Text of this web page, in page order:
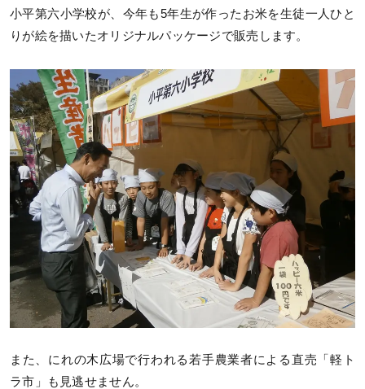
小平第六小学校が、今年も5年生が作ったお米を生徒一人ひと
りが絵を描いたオリジナルパッケージで販売します。
また、にれの木広場で行われる若手農業者による直売「軽ト
ラ市」も見逃せません。